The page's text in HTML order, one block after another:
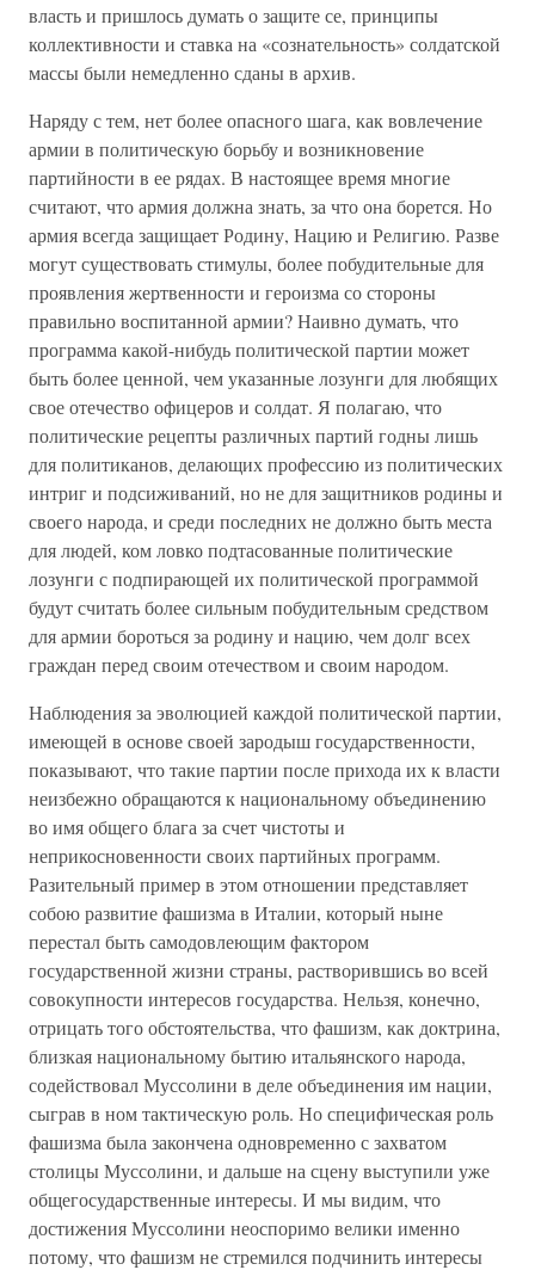
власть и пришлось думать о защите се, принципы
коллективности и ставка на «сознательность» солдатской
массы были немедленно сданы в архив.
Наряду с тем, нет более опасного шага, как вовлечение
армии в политическую борьбу и возникновение
партийности в ее рядах. В настоящее время многие
считают, что армия должна знать, за что она борется. Но
армия всегда защищает Родину, Нацию и Религию. Разве
могут существовать стимулы, более побудительные для
проявления жертвенности и героизма со стороны
правильно воспитанной армии? Наивно думать, что
программа какой-нибудь политической партии может
быть более ценной, чем указанные лозунги для любящих
свое отечество офицеров и солдат. Я полагаю, что
политические рецепты различных партий годны лишь
для политиканов, делающих профессию из политических
интриг и подсиживаний, но не для защитников родины и
своего народа, и среди последних не должно быть места
для людей, ком ловко подтасованные политические
лозунги с подпирающей их политической программой
будут считать более сильным побудительным средством
для армии бороться за родину и нацию, чем долг всех
граждан перед своим отечеством и своим народом.
Наблюдения за эволюцией каждой политической партии,
имеющей в основе своей зародыш государственности,
показывают, что такие партии после прихода их к власти
неизбежно обращаются к национальному объединению
во имя общего блага за счет чистоты и
неприкосновенности своих партийных программ.
Разительный пример в этом отношении представляет
собою развитие фашизма в Италии, который ныне
перестал быть самодовлеющим фактором
государственной жизни страны, растворившись во всей
совокупности интересов государства. Нельзя, конечно,
отрицать того обстоятельства, что фашизм, как доктрина,
близкая национальному бытию итальянского народа,
содействовал Муссолини в деле объединения им нации,
сыграв в ном тактическую роль. Но специфическая роль
фашизма была закончена одновременно с захватом
столицы Муссолини, и дальше на сцену выступили уже
общегосударственные интересы. И мы видим, что
достижения Муссолини неоспоримо велики именно
потому, что фашизм не стремился подчинить интересы